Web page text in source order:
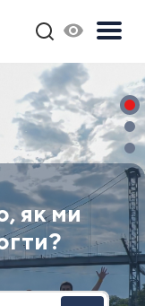
як ми
Next